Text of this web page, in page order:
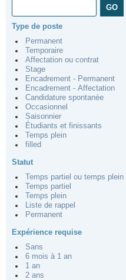
Type de poste
Permanent
Temporaire
Affectation ou contrat
Stage
Encadrement - Permanent
Encadrement - Affectation
Candidature spontanée
Occasionnel
Saisonnier
Étudiants et finissants
Temps plein
filled
Statut
Temps partiel ou temps plein
Temps partiel
Temps plein
Liste de rappel
Permanent
Expérience requise
Sans
6 mois à 1 an
1 an
2 ans